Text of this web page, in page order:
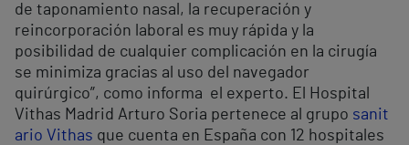
de taponamiento nasal, la recuperación y
reincorporación laboral es muy rápida y la
posibilidad de cualquier complicación en la cirugía
se minimiza gracias al uso del navegador
quirúrgico”, como informa el experto. El Hospital
Vithas Madrid Arturo Soria pertenece al grupo sanit
ario Vithas que cuenta en España con 12 hospitales